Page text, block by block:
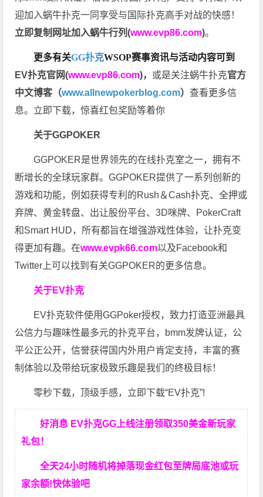
迎加入蜗牛扑克一同享受与国际扑克高手对战的快感！
立即复制网址加入蜗牛行列(www.evp86.com)。
更多有关GG扑克WSOP赛事资讯与活动内容可到
EV扑克官网(www.evp86.com)， 或是关注蜗牛扑克官方
中文博客（www.allnewpokerblog.com）查看更多信
息。立即下载，惊喜红包奖励等着你
关于GGPOKER
GGPOKER是世界领先的在线扑克室之一，拥有不
断增长的全球玩家群。GGPOKER提供了一系列创新的
游戏和功能，例如获得专利的Rush＆Cash扑克、全押或
弃牌、黄金转盘、出让股份平台、3D咪牌、PokerCraft
和Smart HUD，所有都旨在增强游戏性体验，让扑克变
得更加有趣。在www.evpk66.com以及Facebook和
Twitter上可以找到有关GGPOKER的更多信息。
关于EV扑克
EV扑克软件使用GGPoker授权，致力打造亚洲最具
公信力与趣味性最多元的扑克平台，bmm发牌认证，公
平公正公开，信誉获得国内外用户肯定支持，丰富的赛
制体验以及带给玩家极致乐趣是我们的终极目标！
零秒下载，顶级手感，立即下载“EV扑克”!
好消息 EV扑克GG上线注册领取350美金新玩家
礼包！
全天24小时随机将掉落现金红包至牌局底池或玩
家余额!快体验吧